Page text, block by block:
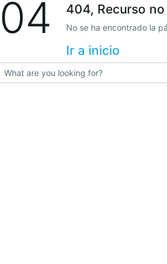
404, Recurso
No se ha encontrado la
Ir a inicio